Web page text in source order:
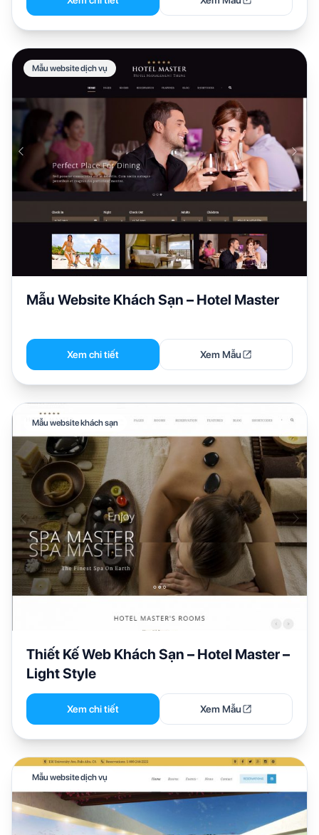
Mẫu website dịch vụ
Mẫu Website Khách Sạn – Hotel Master
Xem chi tiết Xem Mẫu
Mẫu website khách sạn
Thiết Kế Web Khách Sạn – Hotel Master –
Light Style
Xem chi tiết Xem Mẫu
Mẫu website dịch vụ